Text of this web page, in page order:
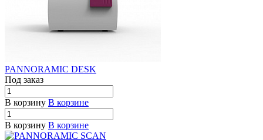
PANNORAMIC DESK
Под заказ
В корзину В корзине
В корзину В корзине